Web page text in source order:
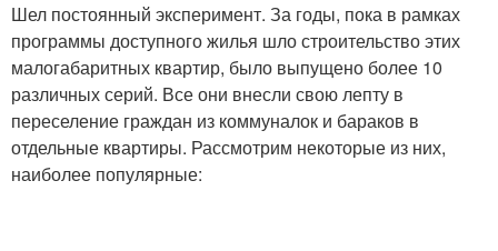
Шел постоянный эксперимент. За годы, пока в рамках
программы доступного жилья шло строительство этих
малогабаритных квартир, было выпущено более 10
различных серий. Все они внесли свою лепту в
переселение граждан из коммуналок и бараков в
отдельные квартиры. Рассмотрим некоторые из них,
наиболее популярные: